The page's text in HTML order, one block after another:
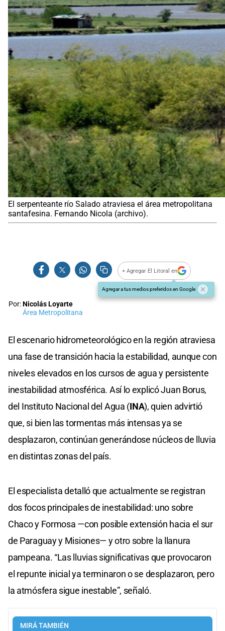
El serpenteante río Salado atraviesa el área metropolitana
santafesina. Fernando Nicola (archivo).
+ Agregar El Litoral en
Agregar a tus medios preferidos en Google
Por:Nicolás Loyarte
Área Metropolitana
El escenario hidrometeorológico en la región atraviesa
una fase de transición hacia la estabilidad, aunque con
niveles elevados en los cursos de agua y persistente
inestabilidad atmosférica. Así lo explicó Juan Borus,
del Instituto Nacional del Agua (INA), quien advirtió
que, si bien las tormentas más intensas ya se
desplazaron, continúan generándose núcleos de lluvia
en distintas zonas del país.
El especialista detalló que actualmente se registran
dos focos principales de inestabilidad: uno sobre
Chaco y Formosa —con posible extensión hacia el sur
de Paraguay y Misiones— y otro sobre la llanura
pampeana. “Las lluvias significativas que provocaron
el repunte inicial ya terminaron o se desplazaron, pero
la atmósfera sigue inestable”, señaló.
MIRÁ TAMBIÉN